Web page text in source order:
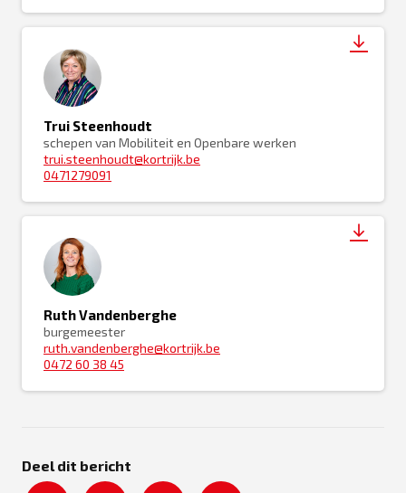
Trui Steenhoudt
schepen van Mobiliteit en Openbare werken
trui.steenhoudt@kortrijk.be
0471279091
Ruth Vandenberghe
burgemeester
ruth.vandenberghe@kortrijk.be
0472 60 38 45
Deel dit bericht